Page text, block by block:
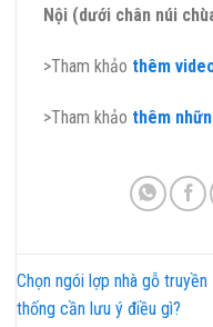
Nội (dưới chân núi
>Tham khảo thêm
>Tham khảo thêm
Chọn ngói lợp nhà gỗ truyền
thống cần lưu ý điều gì?